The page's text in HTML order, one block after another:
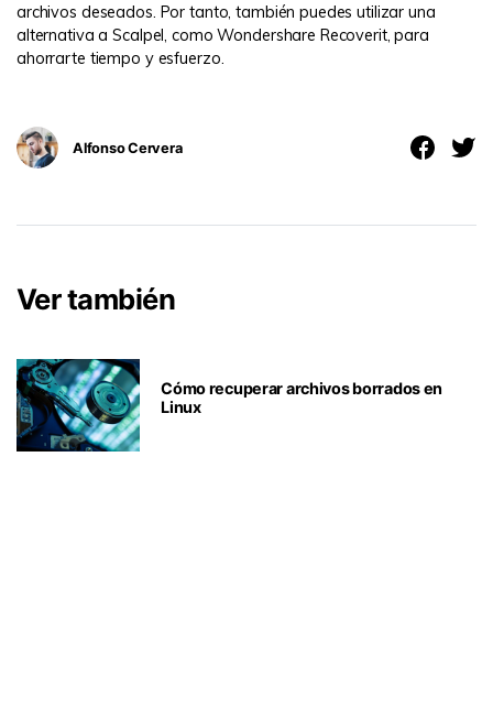
archivos deseados. Por tanto, también puedes utilizar una
alternativa a Scalpel, como Wondershare Recoverit, para
ahorrarte tiempo y esfuerzo.
Alfonso Cervera
Ver también
Cómo recuperar archivos borrados en
Linux